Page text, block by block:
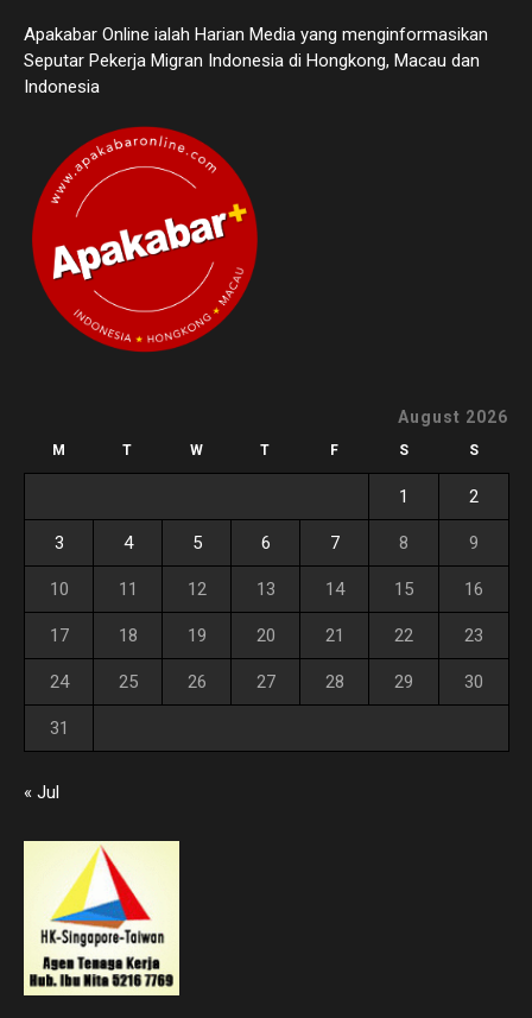
Apakabar Online ialah Harian Media yang menginformasikan
Seputar Pekerja Migran Indonesia di Hongkong, Macau dan
Indonesia
August 2026
M T W T F S S
1 2
3 4 5 6 7 8 9
10 11 12 13 14 15 16
17 18 19 20 21 22 23
24 25 26 27 28 29 30
31
« Jul